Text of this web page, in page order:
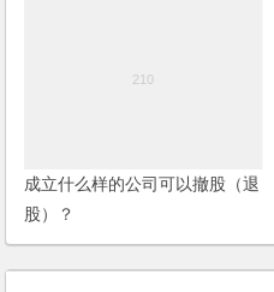
成立什么样的公司可以撤股（退
股）？